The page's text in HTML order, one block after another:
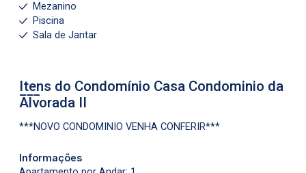
Mezanino
Piscina
Sala de Jantar
Itens do Condomínio Casa Condominio da
Alvorada II
***NOVO CONDOMINIO VENHA CONFERIR***
Informações